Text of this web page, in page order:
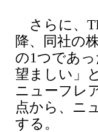
さらに、
降、同社の
の1つであ
望ましい」
ニューフレ
点から、ニ
する。